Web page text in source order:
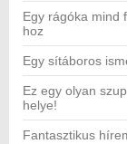
Egy rágóka mind
hoz
Egy sítáboros
Ez egy olyan
helye!
Fantasztikus